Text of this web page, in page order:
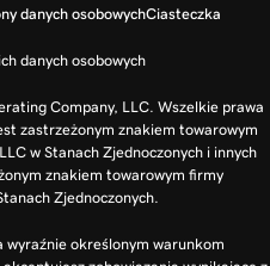
danych osobowychCiasteczka
danych osobowych
Company, LLC. Wszelkie prawa
zastrzeżonym znakiem towarowym
w Stanach Zjednoczonych i innych
znakiem towarowym firmy
Zjednoczonych.
określonym warunkom